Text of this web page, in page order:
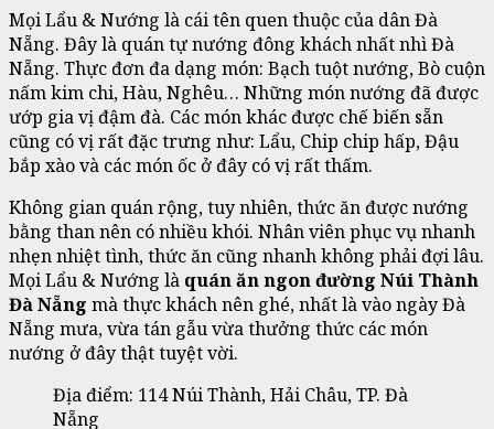
Mọi Lẩu & Nướng là cái tên quen thuộc của dân Đà
Nẵng. Đây là quán tự nướng đông khách nhất nhì Đà
Nẵng. Thực đơn đa dạng món: Bạch tuột nướng, Bò cuộn
nấm kim chi, Hàu, Nghêu… Những món nướng đã được
ướp gia vị đậm đà. Các món khác được chế biến sẵn
cũng có vị rất đặc trưng như: Lẩu, Chip chip hấp, Đậu
bắp xào và các món ốc ở đây có vị rất thấm.
Không gian quán rộng, tuy nhiên, thức ăn được nướng
bằng than nên có nhiều khói. Nhân viên phục vụ nhanh
nhẹn nhiệt tình, thức ăn cũng nhanh không phải đợi lâu.
Mọi Lẩu & Nướng là quán ăn ngon đường Núi Thành
Đà Nẵng mà thực khách nên ghé, nhất là vào ngày Đà
Nẵng mưa, vừa tán gẫu vừa thưởng thức các món
nướng ở đây thật tuyệt vời.
Địa điểm: 114 Núi Thành, Hải Châu, TP. Đà
Nẵng